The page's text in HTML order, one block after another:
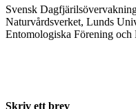
Svensk
Naturvårdsverket, Lunds
Entomologiska Förening
Skriv ett brev